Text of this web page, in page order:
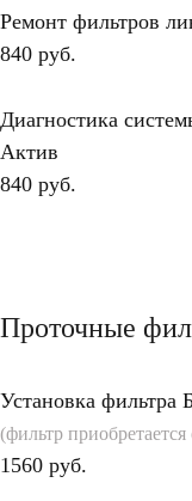
Ремонт фильтров
840 руб.
Диагностика
Актив
840 руб.
Проточные
Установка
(фильтр приобретается
1560 руб.